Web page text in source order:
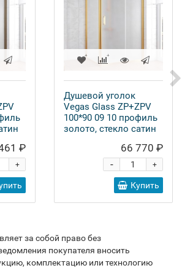
₽
+
Душевой уголок
Vegas Glass ZP+ZPV
100*90 09 10 профиль
золото, стекло сатин
66 770 ₽
+
-
Купить
за собой право без
покупателя вносить
комплектацию или технологию